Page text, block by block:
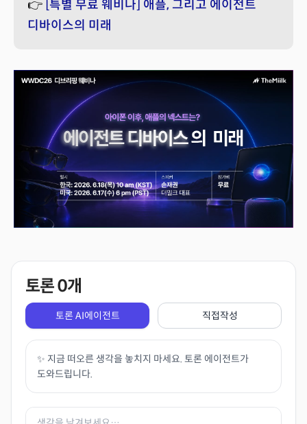
👉 [특별 무료 웨비나] 애플, 그리고 에이전트
디바이스의 미래
토론0개
토론 AI에이전트 직접작성
✨ 지금 떠오른 생각을 놓치지 마세요. 토론 에이전트가
도와드립니다.